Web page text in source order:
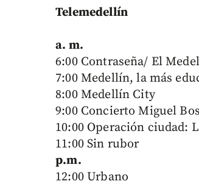
Telemedellín
a. m.
6:00 Contraseña/ El
7:00 Medellín, la más
8:00 Medellín City
9:00 Concierto Miguel
10:00 Operación ciudad:
11:00 Sin rubor
p.m.
12:00 Urbano